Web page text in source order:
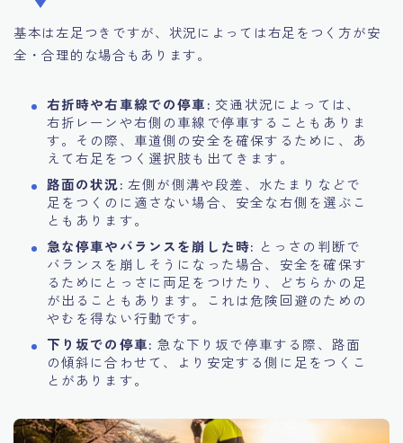
基本は左足つきですが、状況によっては右足をつく方が安
全・合理的な場合もあります。
右折時や右車線での停車: 交通状況によっては、
右折レーンや右側の車線で停車することもありま
す。その際、車道側の安全を確保するために、あ
えて右足をつく選択肢も出てきます。
路面の状況: 左側が側溝や段差、水たまりなどで
足をつくのに適さない場合、安全な右側を選ぶこ
ともあります。
急な停車やバランスを崩した時: とっさの判断で
バランスを崩しそうになった場合、安全を確保す
るためにとっさに両足をつけたり、どちらかの足
が出ることもあります。これは危険回避のための
やむを得ない行動です。
下り坂での停車: 急な下り坂で停車する際、路面
の傾斜に合わせて、より安定する側に足をつくこ
とがあります。